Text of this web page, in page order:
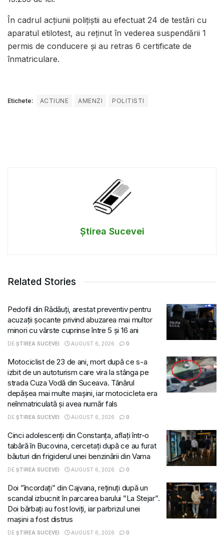
În cadrul acțiunii polițiștii au efectuat 24 de testări cu
aparatul etilotest, au reținut în vederea suspendării 1
permis de conducere și au retras 6 certificate de
înmatriculare.
Etichete: ACTIUNE AMENZI POLITISTI
Știrea Sucevei
Related Stories
Pedofil din Rădăuți, arestat preventiv pentru
acuzații șocante privind abuzarea mai multor
minori cu vârste cuprinse între 5 și 16 ani
DE ȘTIREA SUCEVEI AUGUST 6, 2026 0
Motociclist de 23 de ani, mort după ce s-a
izbit de un autoturism care vira la stânga pe
strada Cuza Vodă din Suceava. Tânărul
depășea mai multe mașini, iar motocicleta era
neînmatriculată și avea număr fals
DE ȘTIREA SUCEVEI AUGUST 6, 2026 0
Cinci adolescenți din Constanța, aflați într-o
tabără în Bucovina, cercetați după ce au furat
băuturi din frigiderul unei benzinării din Vama
DE ȘTIREA SUCEVEI AUGUST 6, 2026 0
Doi ”încordați” din Cajvana, reținuți după un
scandal izbucnit în parcarea barului ”La Stejar”.
Doi bărbați au fost loviți, iar parbrizul unei
mașini a fost distrus
DE ȘTIREA SUCEVEI AUGUST 6, 2026 0